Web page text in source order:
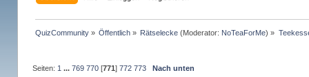
QuizCommunity» Öffentlich » Rätselecke (Moderator: NoTeaForMe) »
Seiten: 1 ... 769 770[771] 772 773 Nach unten